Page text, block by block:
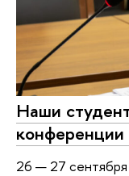
Наши
26 — 27 сентября